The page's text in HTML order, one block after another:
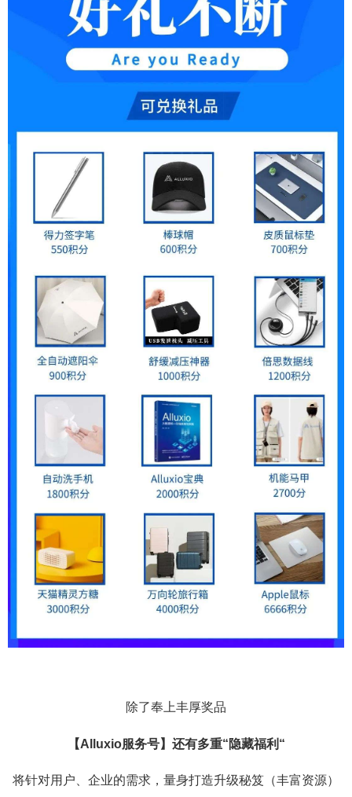
除了奉上丰厚奖品
【Alluxio服务号】还有多重“隐藏福利“
将针对用户、企业的需求，量身打造升级秘笈（丰富资源）